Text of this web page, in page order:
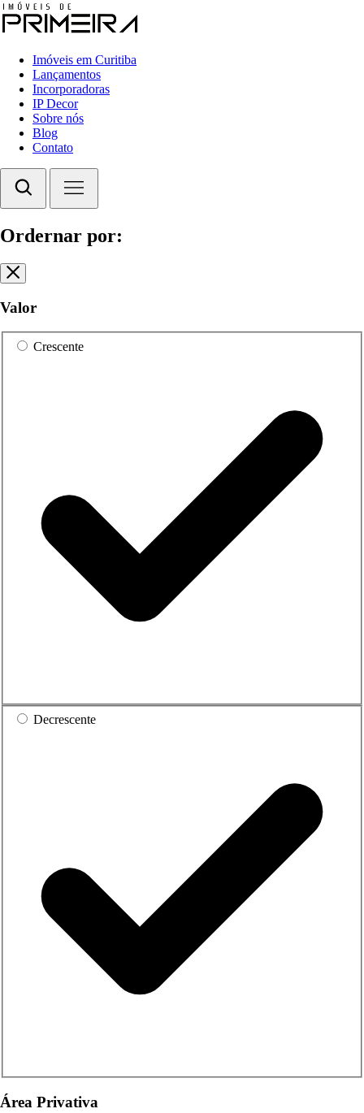
Imóveis em Curitiba
Lançamentos
Incorporadoras
IP Decor
Sobre nós
Blog
Contato
Ordernar por:
Valor
Crescente
Decrescente
Área Privativa